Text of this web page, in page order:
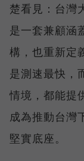
楚看見：台灣
是一套兼顧涵
構，也重新定
是測速最快，
情境，都能提
成為推動台灣
堅實底座。